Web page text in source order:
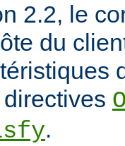
2.2, le
du
.